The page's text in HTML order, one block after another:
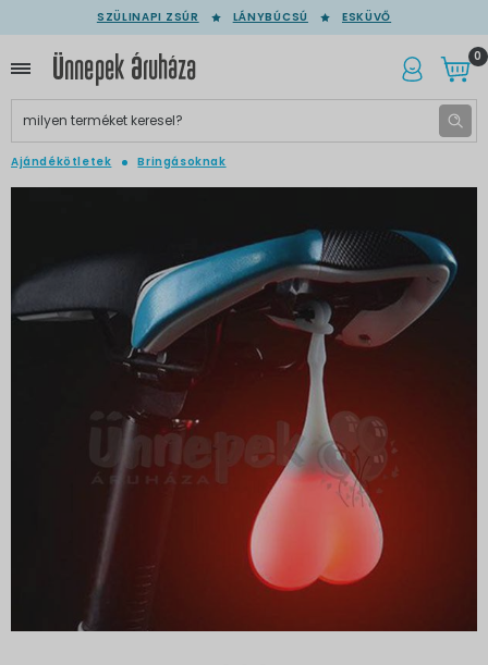
SZÜLINAPI ZSÚR LÁNYBÚCSÚ ESKÜVŐ
0
Ajándékötletek Bringásoknak